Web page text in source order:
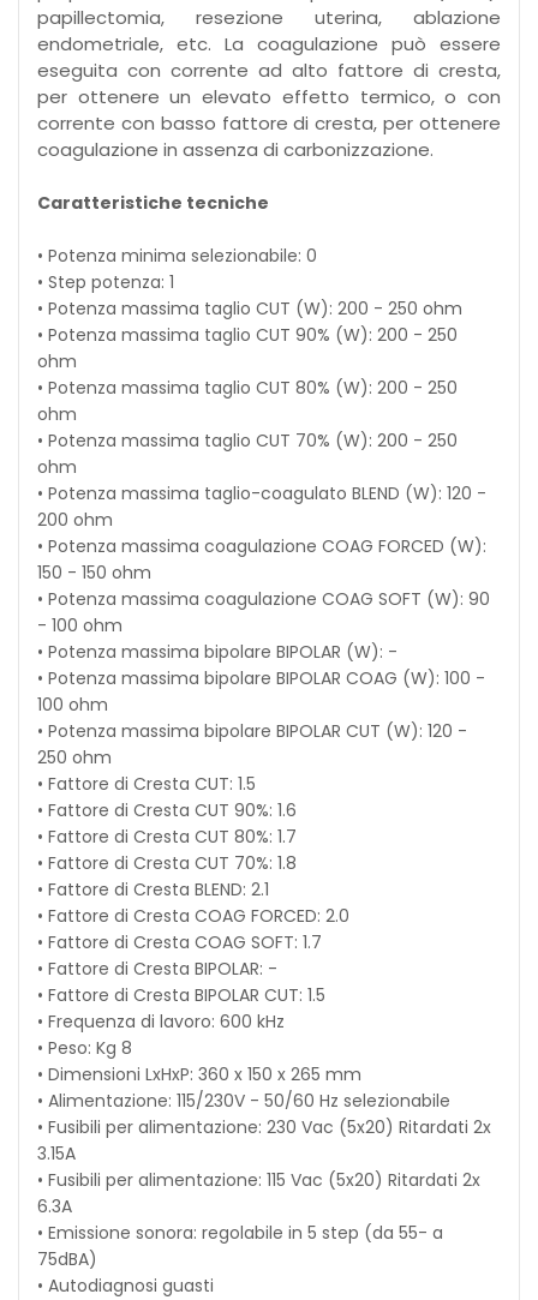
papillectomia, resezione uterina, ablazione
endometriale, etc. La coagulazione può essere
eseguita con corrente ad alto fattore di cresta,
per ottenere un elevato effetto termico, o con
corrente con basso fattore di cresta, per ottenere
coagulazione in assenza di carbonizzazione.
Caratteristiche tecniche
• Potenza minima selezionabile: 0
• Step potenza: 1
• Potenza massima taglio CUT (W): 200 - 250 ohm
• Potenza massima taglio CUT 90% (W): 200 - 250
ohm
• Potenza massima taglio CUT 80% (W): 200 - 250
ohm
• Potenza massima taglio CUT 70% (W): 200 - 250
ohm
• Potenza massima taglio-coagulato BLEND (W): 120 -
200 ohm
• Potenza massima coagulazione COAG FORCED (W):
150 - 150 ohm
• Potenza massima coagulazione COAG SOFT (W): 90
- 100 ohm
• Potenza massima bipolare BIPOLAR (W): -
• Potenza massima bipolare BIPOLAR COAG (W): 100 -
100 ohm
• Potenza massima bipolare BIPOLAR CUT (W): 120 -
250 ohm
• Fattore di Cresta CUT: 1.5
• Fattore di Cresta CUT 90%: 1.6
• Fattore di Cresta CUT 80%: 1.7
• Fattore di Cresta CUT 70%: 1.8
• Fattore di Cresta BLEND: 2.1
• Fattore di Cresta COAG FORCED: 2.0
• Fattore di Cresta COAG SOFT: 1.7
• Fattore di Cresta BIPOLAR: -
• Fattore di Cresta BIPOLAR CUT: 1.5
• Frequenza di lavoro: 600 kHz
• Peso: Kg 8
• Dimensioni LxHxP: 360 x 150 x 265 mm
• Alimentazione: 115/230V - 50/60 Hz selezionabile
• Fusibili per alimentazione: 230 Vac (5x20) Ritardati 2x
3.15A
• Fusibili per alimentazione: 115 Vac (5x20) Ritardati 2x
6.3A
• Emissione sonora: regolabile in 5 step (da 55- a
75dBA)
• Autodiagnosi guasti